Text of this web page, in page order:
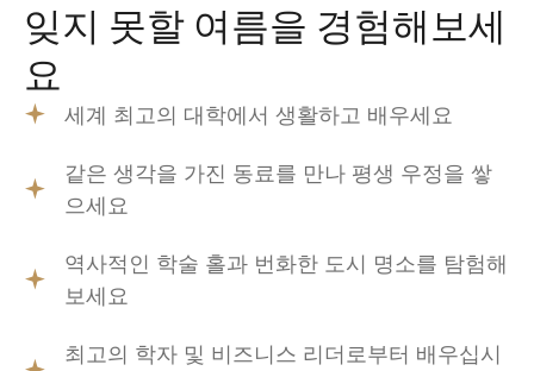
잊지 못할 여름을 경험해보세
요
세계 최고의 대학에서 생활하고 배우세요
같은 생각을 가진 동료를 만나 평생 우정을 쌓
으세요
역사적인 학술 홀과 번화한 도시 명소를 탐험해
보세요
최고의 학자 및 비즈니스 리더로부터 배우십시